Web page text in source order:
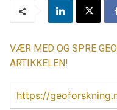
VÆR MED OG SPRE
ARTIKKELEN!
https://